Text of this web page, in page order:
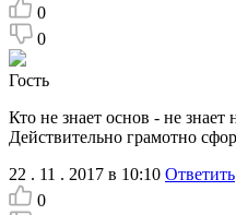
0
0
Гость
Кто не знает основ - не
Действительно грамотно
22 . 11 . 2017 в 10:10 Ответить
0